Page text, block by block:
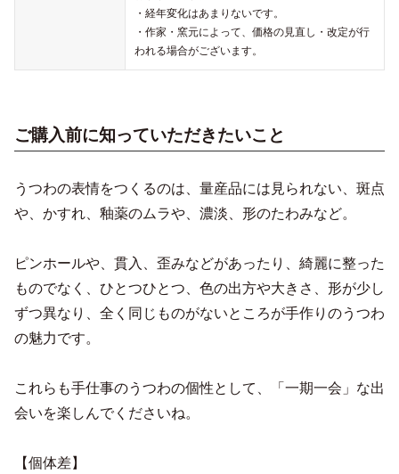
・経年変化はあまりないです。
・作家・窯元によって、価格の見直し・改定が行
われる場合がございます。
ご購入前に知っていただきたいこと
うつわの表情をつくるのは、量産品には見られない、斑点
や、かすれ、釉薬のムラや、濃淡、形のたわみなど。
ピンホールや、貫入、歪みなどがあったり、綺麗に整った
ものでなく、ひとつひとつ、色の出方や大きさ、形が少し
ずつ異なり、全く同じものがないところが手作りのうつわ
の魅力です。
これらも手仕事のうつわの個性として、「一期一会」な出
会いを楽しんでくださいね。
【個体差】